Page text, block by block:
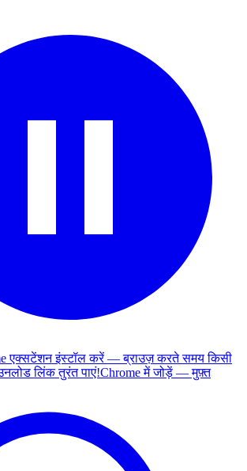
एक्सटेंशन इंस्टॉल करें — ब्राउज़ करते समय किसी
लिंक तुरंत पाएं!Chrome में जोड़ें — मुफ़्त